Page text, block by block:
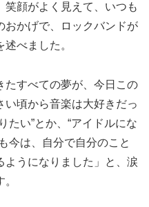
笑顔がよく見えて、いつも
おかげで、ロックバンドが
べました。
たすべての夢が、今日この
頃から音楽は大好きだっ
たい”とか、“アイドルにな
今は、自分で自分のこと
ようになりました」と、涙